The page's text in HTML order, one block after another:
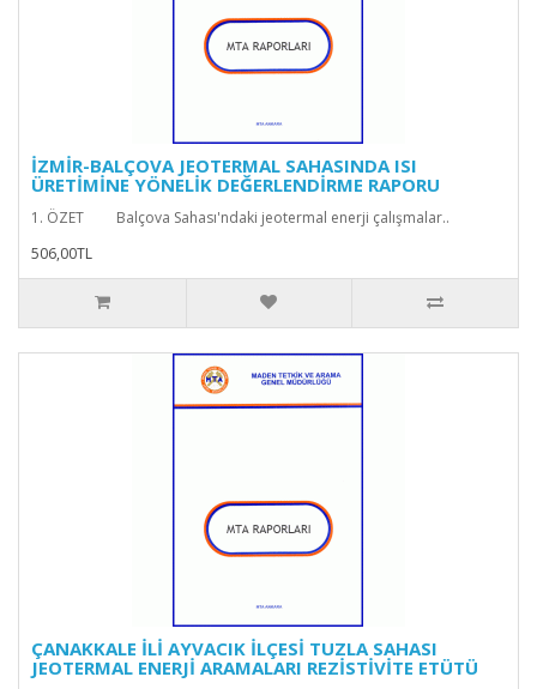
İZMİR-BALÇOVA JEOTERMAL SAHASINDA ISI
ÜRETİMİNE YÖNELİK DEĞERLENDİRME RAPORU
1. ÖZET Balçova Sahası'ndaki jeotermal enerji çalışmalar..
506,00TL
ÇANAKKALE İLİ AYVACIK İLÇESİ TUZLA SAHASI
JEOTERMAL ENERJİ ARAMALARI REZİSTİVİTE ETÜTÜ